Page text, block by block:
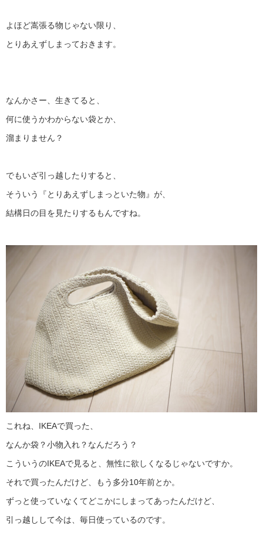
よほど嵩張る物じゃない限り、
とりあえずしまっておきます。
なんかさー、生きてると、
何に使うかわからない袋とか、
溜まりません？
でもいざ引っ越したりすると、
そういう『とりあえずしまっといた物』が、
結構日の目を見たりするもんですね。
これね、IKEAで買った、
なんか袋？小物入れ？なんだろう？
こういうのIKEAで見ると、無性に欲しくなるじゃないですか。
それで買ったんだけど、もう多分10年前とか。
ずっと使っていなくてどこかにしまってあったんだけど、
引っ越しして今は、毎日使っているのです。